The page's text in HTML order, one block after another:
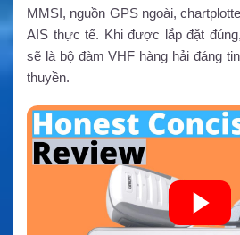
MMSI, nguồn GPS ngoài,
AIS thực tế. Khi được lắp đặt
sẽ là bộ đàm VHF hàng hải đáng
thuyền.